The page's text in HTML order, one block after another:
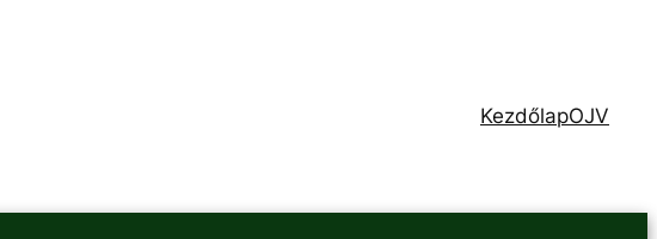
KezdőlapOJV